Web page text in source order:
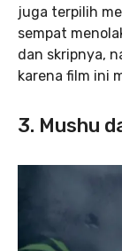
juga terpilih
sempat
dan skripnya,
karena film ini
3. Mushu